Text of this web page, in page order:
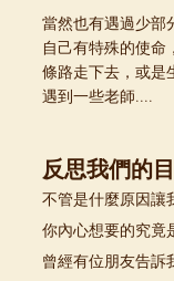
當然也有遇過少部
自己有特殊的使命
條路走下去，或是
遇到一些老師....
反思我們的
不管是什麼原因讓
你內心想要的究竟
曾經有位朋友告訴